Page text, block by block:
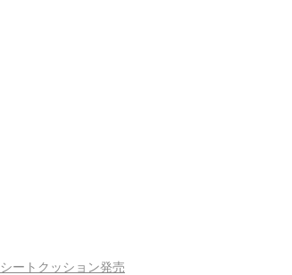
ートクッション発売